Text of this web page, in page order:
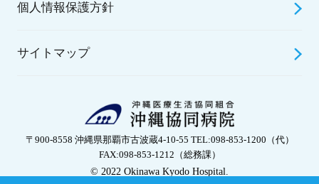
個人情報保護方針
サイトマップ
〒900-8558 沖縄県那覇市古波蔵4-10-55 TEL:098-853-1200（代）
FAX:098-853-1212（総務課）
© 2022 Okinawa Kyodo Hospital.